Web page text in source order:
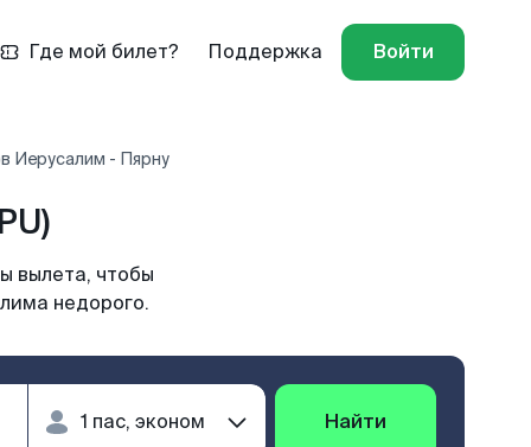
Где мой билет? Поддержка Войти
Иерусалим - Пярну
вылета, чтобы
недорого.
Найти